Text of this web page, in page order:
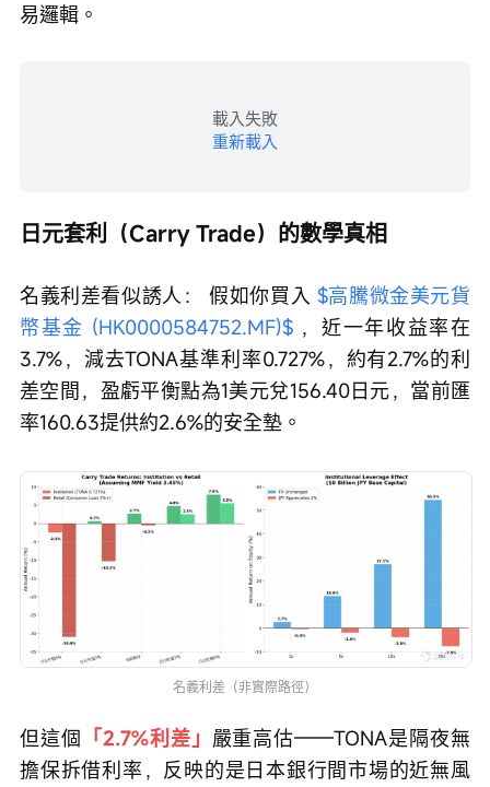
易邏輯。
載入失敗
重新載入
日元套利（Carry Trade）的數學真相
名義利差看似誘人： 假如你買入 $高騰微金美元貨
幣基金 (HK0000584752.MF)$ ，近一年收益率在
3.7%，減去TONA基準利率0.727%，約有2.7%的利
差空間，盈虧平衡點為1美元兌156.40日元，當前匯
率160.63提供約2.6%的安全墊。
名義利差（非實際路徑）
但這個 「2.7%利差」 嚴重高估——TONA是隔夜無
擔保拆借利率，反映的是日本銀行間市場的近無風